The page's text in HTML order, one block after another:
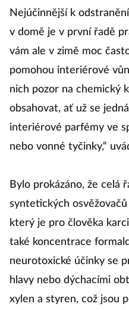
Nejúčinnější k
v domě je v první řadě
vám ale v zimě moc
pomohou interiérové
nich pozor na chemický
obsahovat, ať už se
interiérové parfémy ve
nebo vonné tyčinky,“
Bylo prokázáno, že celá
syntetických
který je pro člověka
také koncentrace
neurotoxické účinky se
hlavy nebo dýchacími
xylen a styren, což jsou